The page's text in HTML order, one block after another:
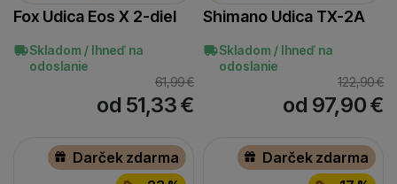
Fox Udica Eos X 2-diel
Skladom / Ihneď na
odoslanie
61,99€
od 51,33€
Shimano Udica TX-2A
Skladom / Ihneď na
odoslanie
122,90€
od 97,90€
Darček zdarma
Darček zdarma